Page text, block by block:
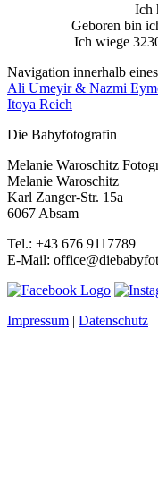
Ich
Geboren bin
Ich wiege
Navigation innerhalb
Ali Umeyir & Nazmi
Itoya Reich
Die Babyfotografin
Melanie Waroschitz
Melanie Waroschitz
Karl Zanger-Str. 15a
6067 Absam
Tel.: +43 676 9117789
E-Mail:
Impressum | Datenschutz